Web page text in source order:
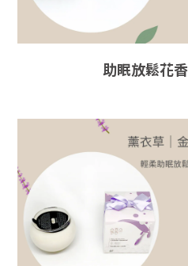
助眠放鬆花香